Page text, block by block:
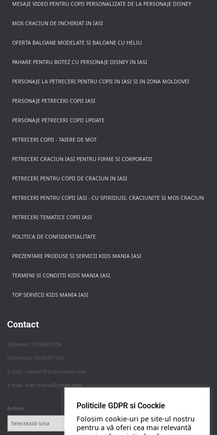
MESAJE VIDEO PENTRU COPII PERSONALIZATE DE LA PERSONAJE DISNEY
MOS CRACIUN DE INCHIRIAT IN IASI
OFERTA BALOANE MODELATE SI BALOANE CU HELIU
PAHARE PENTRU BOTEZ CU PERSONAJE DISNEY IN IASI
PERSONAJE LA PETRECERI PENTRU COPII IN IASI SI IN ZONA MOLDOVEI
PERSONAJE PETRECERI COPII IASI
PERSONAJE PETRECERI COPII UPDATE
PETRECERI COPII - TAIERE DE MOT
PETRECERI CRACIUN IASI PENTRU FIRME SI CORPORATII
PETRECERI PENTRU COPII DE CRACIUN IN IASI
PETRECERI PENTRU COPII IASI - CU SPIRIDUSI, CRACIUNITE SI MOS CRACIUN
PETRECERI TEMATICE COPII IASI
POLITICA DE CONFIDENTIALITATE
PREZENTARE PRODUSE SI SERVICII KIDS MANIA IASI
TERMENI SI CONDITII KIDS MANIA IASI
TOP SERVICII KIDS MANIA IASI
Contact
Rezervari: 0744261004
Informatii: 0745937753
E-mail: contact@kids-mania.com
E-mail: kids.mania@ymail.com
Arhive Politicile GDPR si Coockie
Folosim cookie-uri pe site-ul nostru
pentru a vă oferi cea mai relevantă
Apasa pe o categorie ca sa vezi serviciile.
PETRECERI COPII
NUNTA